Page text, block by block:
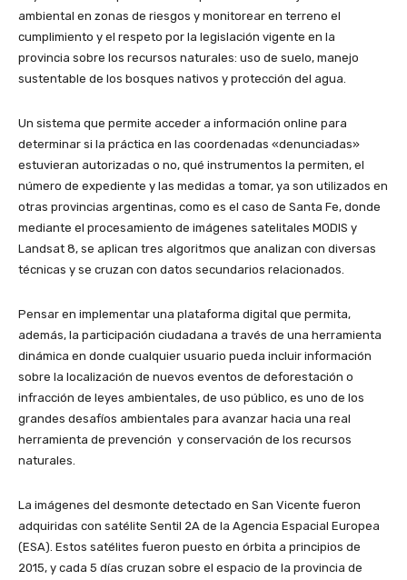
ambiental en zonas de riesgos y monitorear en terreno el
cumplimiento y el respeto por la legislación vigente en la
provincia sobre los recursos naturales: uso de suelo, manejo
sustentable de los bosques nativos y protección del agua.
Un sistema que permite acceder a información online para
determinar si la práctica en las coordenadas «denunciadas»
estuvieran autorizadas o no, qué instrumentos la permiten, el
número de expediente y las medidas a tomar, ya son utilizados en
otras provincias argentinas, como es el caso de Santa Fe, donde
mediante el procesamiento de imágenes satelitales MODIS y
Landsat 8, se aplican tres algoritmos que analizan con diversas
técnicas y se cruzan con datos secundarios relacionados.
Pensar en implementar una plataforma digital que permita,
además, la participación ciudadana a través de una herramienta
dinámica en donde cualquier usuario pueda incluir información
sobre la localización de nuevos eventos de deforestación o
infracción de leyes ambientales, de uso público, es uno de los
grandes desafíos ambientales para avanzar hacia una real
herramienta de prevención y conservación de los recursos
naturales.
La imágenes del desmonte detectado en San Vicente fueron
adquiridas con satélite Sentil 2A de la Agencia Espacial Europea
(ESA). Estos satélites fueron puesto en órbita a principios de
2015, y cada 5 días cruzan sobre el espacio de la provincia de